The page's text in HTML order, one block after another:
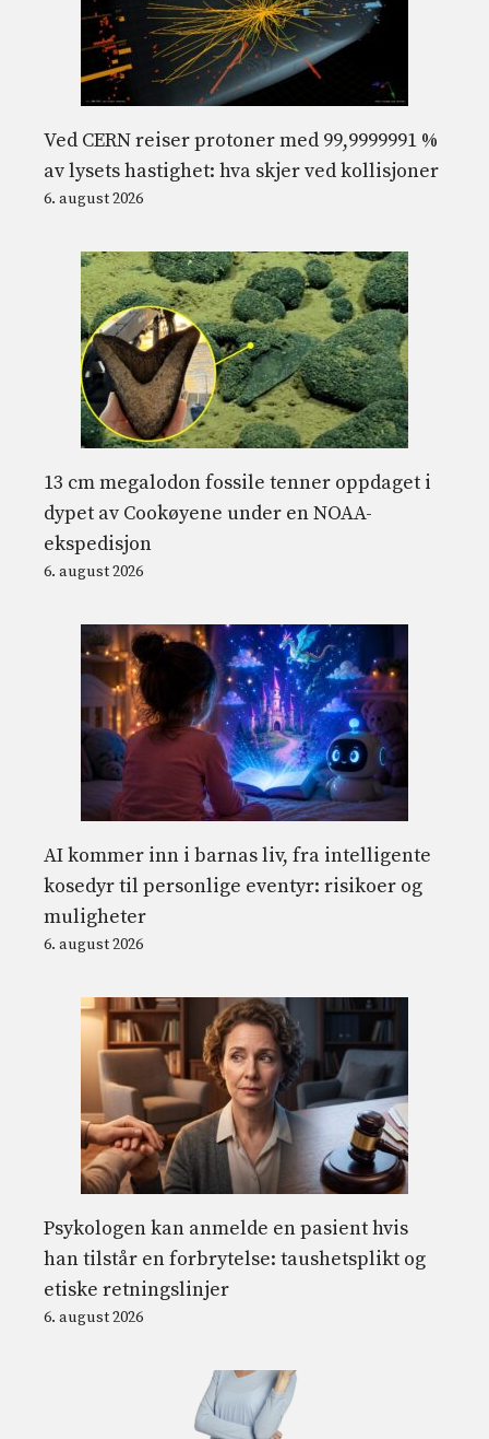
Ved CERN reiser protoner med 99,9999991 %
av lysets hastighet: hva skjer ved kollisjoner
6. august 2026
13 cm megalodon fossile tenner oppdaget i
dypet av Cookøyene under en NOAA-
ekspedisjon
6. august 2026
AI kommer inn i barnas liv, fra intelligente
kosedyr til personlige eventyr: risikoer og
muligheter
6. august 2026
Psykologen kan anmelde en pasient hvis
han tilstår en forbrytelse: taushetsplikt og
etiske retningslinjer
6. august 2026